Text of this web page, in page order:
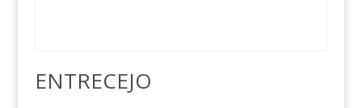
ENTRECEJO